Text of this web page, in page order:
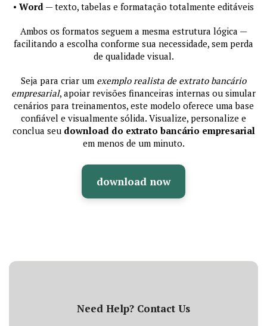
• Word — texto, tabelas e formatação totalmente editáveis
Ambos os formatos seguem a mesma estrutura lógica —
facilitando a escolha conforme sua necessidade, sem perda
de qualidade visual.
Seja para criar um exemplo realista de extrato bancário
empresarial, apoiar revisões financeiras internas ou simular
cenários para treinamentos, este modelo oferece uma base
confiável e visualmente sólida. Visualize, personalize e
conclua seu download do extrato bancário empresarial
em menos de um minuto.
download now
Need Help? Contact Us